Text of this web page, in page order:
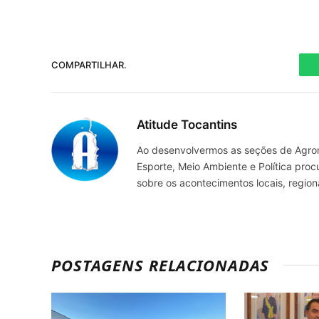
COMPARTILHAR.
Atitude Tocantins
Ao desenvolvermos as seções de
Esporte, Meio Ambiente e Política
sobre os acontecimentos locais,
POSTAGENS RELACIONADAS